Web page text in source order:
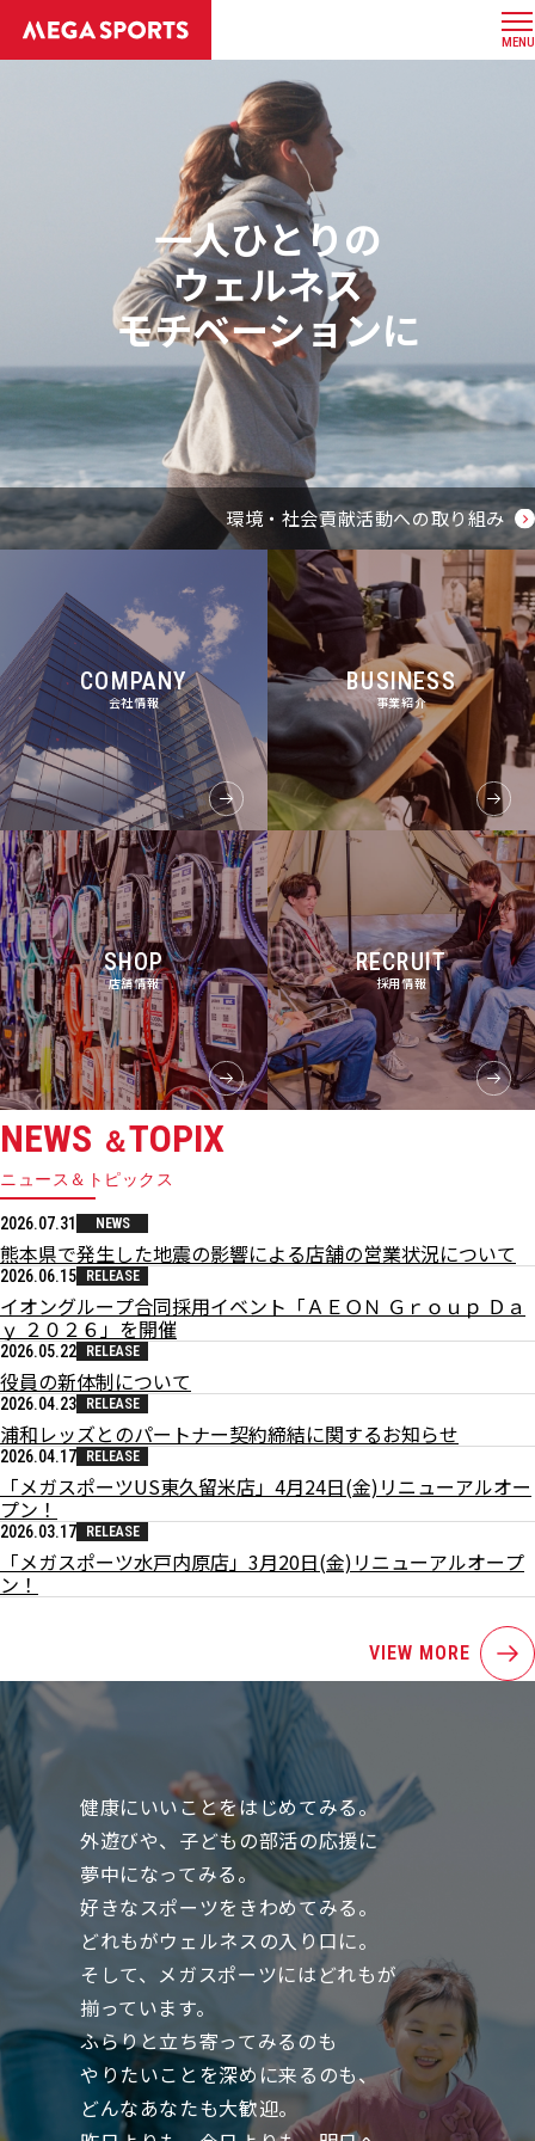
MENU
一人ひとりの
ウェルネス
モチベーションに
環境・社会貢献活動への取り組み
COMPANY
会社情報
BUSINESS
事業紹介
SHOP
店舗情報
RECRUIT
採用情報
NEWS ＆TOPIX
ニュース＆トピックス
2026.07.31 NEWS
熊本県で発生した地震の影響による店舗の営業状況について
2026.06.15 RELEASE
イオングループ合同採用イベント「ＡＥＯＮ Ｇｒｏｕｐ Ｄａ
ｙ ２０２６」を開催
2026.05.22 RELEASE
役員の新体制について
2026.04.23 RELEASE
浦和レッズとのパートナー契約締結に関するお知らせ
2026.04.17 RELEASE
「メガスポーツUS東久留米店」4月24日(金)リニューアルオー
プン！
2026.03.17 RELEASE
「メガスポーツ水戸内原店」3月20日(金)リニューアルオープ
ン！
VIEW MORE
健康にいいことをはじめてみる。
外遊びや、子どもの部活の応援に
夢中になってみる。
好きなスポーツをきわめてみる。
どれもがウェルネスの入り口に。
そして、メガスポーツにはどれもが
揃っています。
ふらりと立ち寄ってみるのも
やりたいことを深めに来るのも、
どんなあなたも大歓迎。